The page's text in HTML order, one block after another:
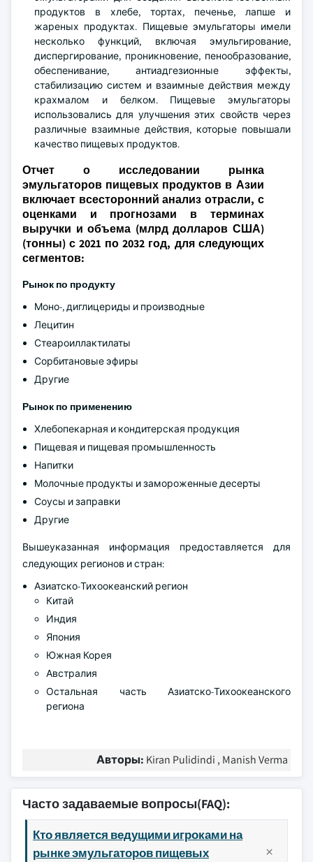
продуктов в хлебе, тортах, печенье, лапше и
жареных продуктах. Пищевые эмульгаторы имели
несколько функций, включая эмульгирование,
диспергирование, проникновение, пенообразование,
обеспенивание, антиадгезионные эффекты,
стабилизацию систем и взаимные действия между
крахмалом и белком. Пищевые эмульгаторы
использовались для улучшения этих свойств через
различные взаимные действия, которые повышали
качество пищевых продуктов.
Отчет о исследовании рынка
эмульгаторов пищевых продуктов в Азии
включает всесторонний анализ отрасли, с
оценками и прогнозами в терминах
выручки и объема (млрд долларов США)
(тонны) с 2021 по 2032 год, для следующих
сегментов:
Рынок по продукту
Моно-, диглицериды и производные
Лецитин
Стеароиллактилаты
Сорбитановые эфиры
Другие
Рынок по применению
Хлебопекарная и кондитерская продукция
Пищевая и пищевая промышленность
Напитки
Молочные продукты и замороженные десерты
Соусы и заправки
Другие
Вышеуказанная информация предоставляется для
следующих регионов и стран:
Азиатско-Тихоокеанский регион
Китай
Индия
Япония
Южная Корея
Австралия
Остальная часть Азиатско-Тихоокеанского
региона
Авторы: Kiran Pulidindi , Manish Verma
Часто задаваемые вопросы(FAQ):
Кто является ведущими игроками на
рынке эмульгаторов пищевых